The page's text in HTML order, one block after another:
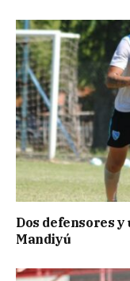
Dos defensores
Mandiyú